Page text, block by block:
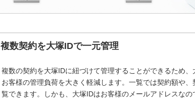
複数契約を大塚IDで一元管理
複数の契約を大塚IDに紐づけて管理することができるため
お客様の管理負荷を大きく軽減します。一覧では契約額や
覧できます。しかも、大塚IDはお客様のメールアドレスなの